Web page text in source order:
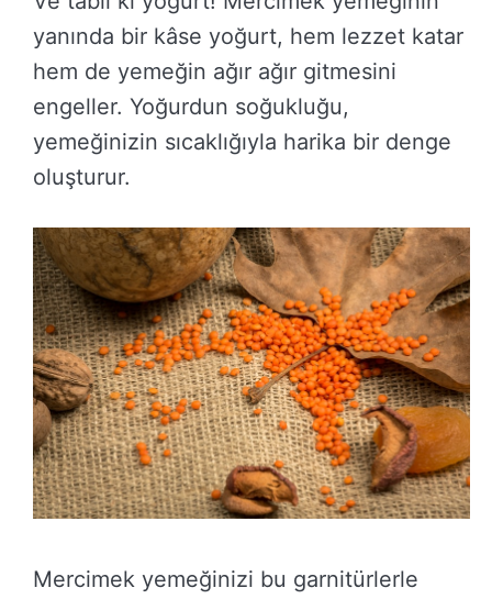
yanında bir kâse yoğurt, hem lezzet katar
hem de yemeğin ağır ağır gitmesini
engeller. Yoğurdun soğukluğu,
yemeğinizin sıcaklığıyla harika bir denge
oluşturur.
Mercimek yemeğinizi bu garnitürlerle